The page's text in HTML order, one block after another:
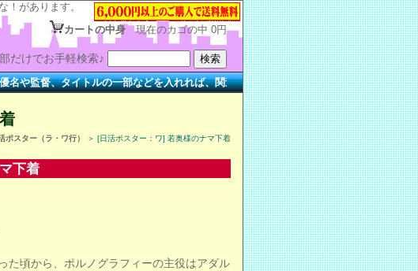
！があります。
ポスター（ラ・ワ行） ＞ [日活ポスター：ワ] 若奥様のナマ下着
下着
た頃から、ポルノグラフィーの主役はアダル
カートの中身 現在のカゴの中 0円
だけでお手軽検索♪
督、タイトルの一部などを入れれば、関連する作品を簡単に検索できます。